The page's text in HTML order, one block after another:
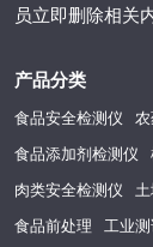
员立即删除相关
产品分类
食品安全检测仪
食品添加剂检测仪
肉类安全检测仪
食品前处理
工业